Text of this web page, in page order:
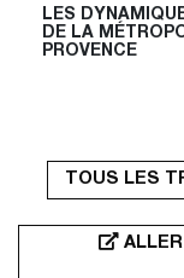
LES
DE LA
PROVENCE
TOUS LES